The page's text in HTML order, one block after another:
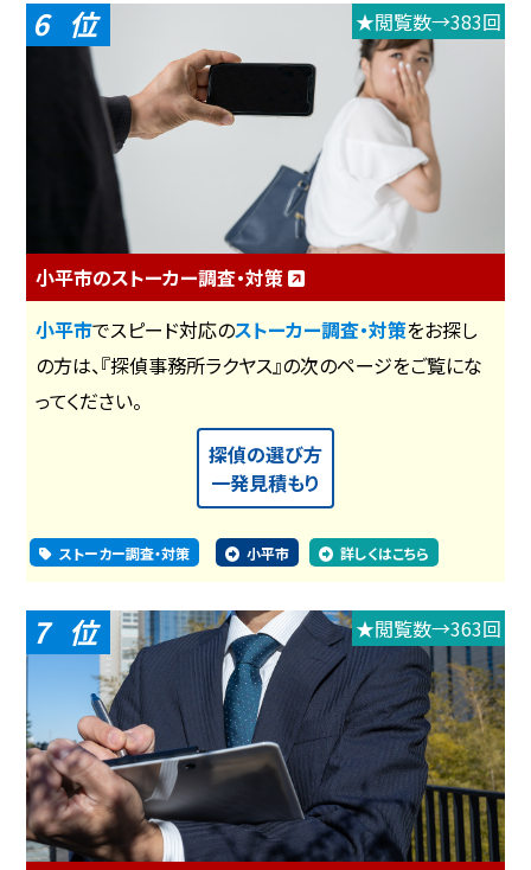
6 ★閲覧数→383回
小平市のストーカー調査・対策
小平市でスピード対応のストーカー調査・対策をお探し
の方は、『探偵事務所ラクヤス』の次のページをご覧にな
ってください。
探偵の選び方
一発見積もり
ストーカー調査・対策 小平市 詳しくはこちら
7 ★閲覧数→363回